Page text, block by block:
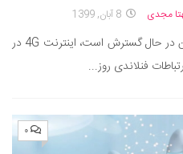
مجدی 8 آبان, 1399
در حالی که اینترنت 5G در سیاره زمین در حال گسترش است، اینترنت 4G در
فنلاندی روز...
۰